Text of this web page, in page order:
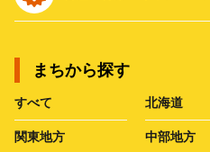
まちから探す
すべて 北海道
関東地方 中部地方